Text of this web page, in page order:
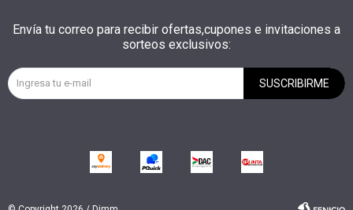
Envía tu correo para recibir ofertas,cupones e invitaciones a
sorteos exclusivos:
SUSCRIBIRME